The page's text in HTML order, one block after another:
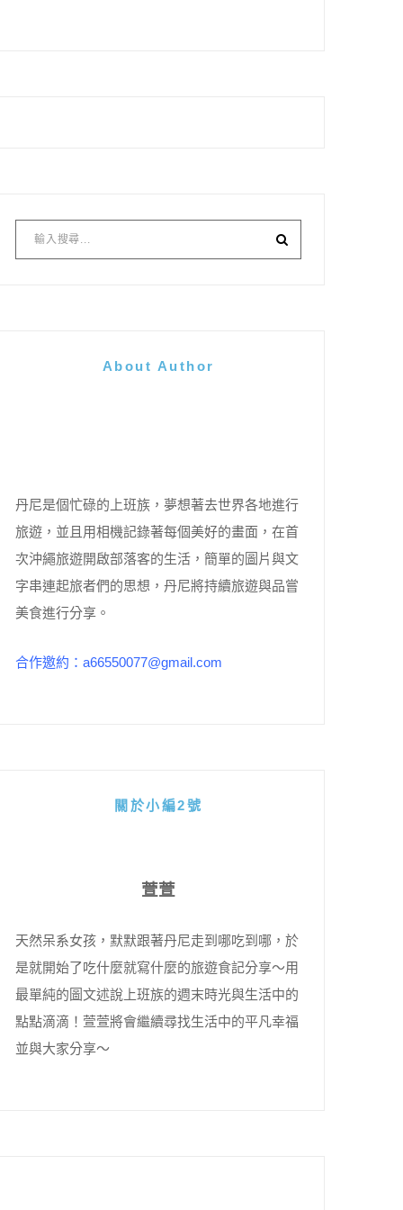
About Author
丹尼是個忙碌的上班族，夢想著去世界各地進行
旅遊，並且用相機記錄著每個美好的畫面，在首
次沖繩旅遊開啟部落客的生活，簡單的圖片與文
字串連起旅者們的思想，丹尼將持續旅遊與品嘗
美食進行分享。
合作邀約：a66550077@gmail.com
關於小編2號
萱萱
天然呆系女孩，默默跟著丹尼走到哪吃到哪，於
是就開始了吃什麼就寫什麼的旅遊食記分享～用
最單純的圖文述說上班族的週末時光與生活中的
點點滴滴！萱萱將會繼續尋找生活中的平凡幸福
並與大家分享～